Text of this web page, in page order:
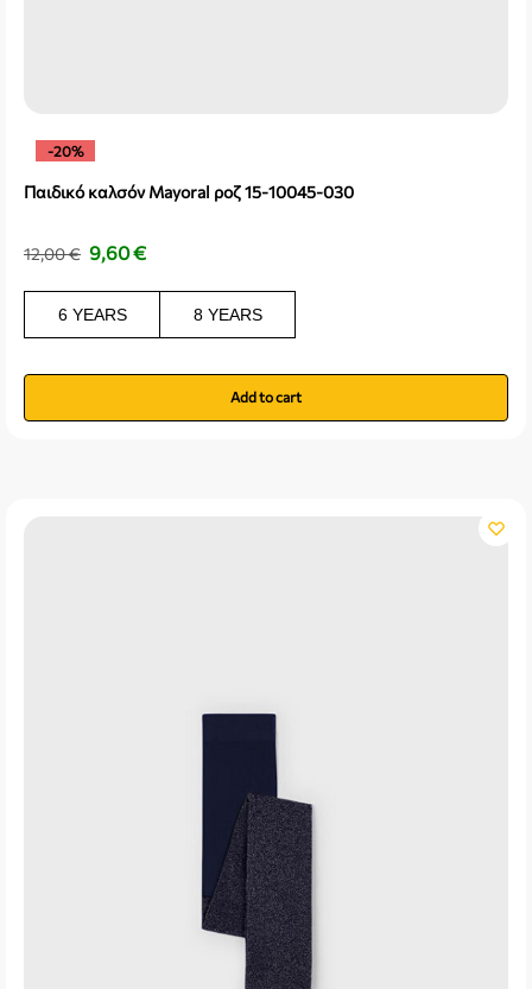
-20%
Παιδικό καλσόν Mayoral ροζ 15-10045-030
12,00€ 9,60€
6 YEARS 8 YEARS
Add to cart